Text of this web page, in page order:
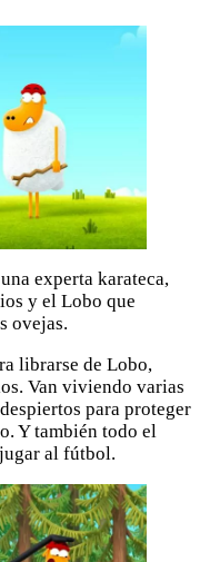
experta karateca,
y el Lobo que
ovejas.
librarse de Lobo,
Van viviendo varias
para proteger
Y también todo el
al fútbol.